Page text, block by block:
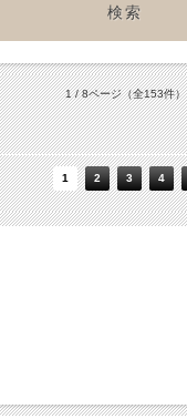
1 / 8ページ（全153件）
1 2 3 4